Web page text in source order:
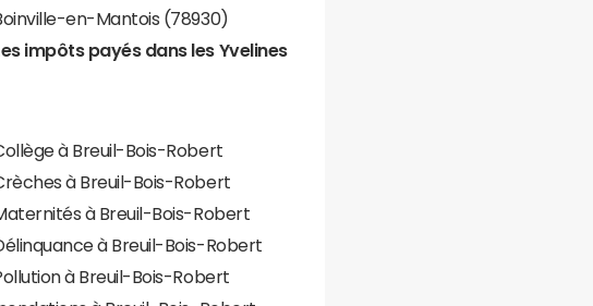
en-Mantois (78930)
impôts payés dans les Yvelines
à Breuil-Bois-Robert
à Breuil-Bois-Robert
à Breuil-Bois-Robert
à Breuil-Bois-Robert
à Breuil-Bois-Robert